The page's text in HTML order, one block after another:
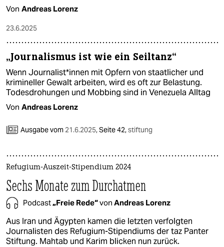
Von Andreas Lorenz
23.6.2025
„Journalismus ist wie ein Seiltanz“
Wenn Jour­na­lis­t*in­nen mit Opfern von staatlicher und
krimineller Gewalt arbeiten, wird es oft zur Belastung.
Todesdrohungen und Mobbing sind in Venezuela Alltag
Von Andreas Lorenz
Ausgabe vom 21.6.2025,Seite 42,stiftung
Refugium-Auszeit-Stipendium 2024
Sechs Monate zum Durchatmen
Podcast„Freie Rede“von Andreas Lorenz
Aus Iran und Ägypten kamen die letzten verfolgten
Journalisten des Refugium-Stipendiums der taz Panter
Stiftung. Mahtab und Karim blicken nun zurück.